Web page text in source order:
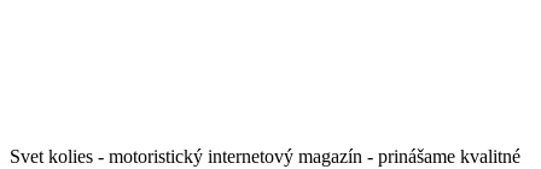
Svet kolies - motoristický internetový magazín - prinášame kvalitné